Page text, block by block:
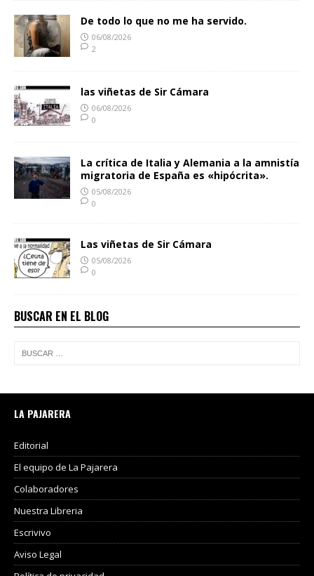
De todo lo que no me ha servido.
06/08/2026
2
las viñetas de Sir Cámara
06/08/2026
0
La crítica de Italia y Alemania a la amnistía
migratoria de España es «hipócrita».
05/08/2026
0
Las viñetas de Sir Cámara
05/08/2026
0
BUSCAR EN EL BLOG
LA PAJARERA
Editorial
El equipo de La Pajarera
Colaboradores
Nuestra Libreria
Escrivivo
Aviso Legal